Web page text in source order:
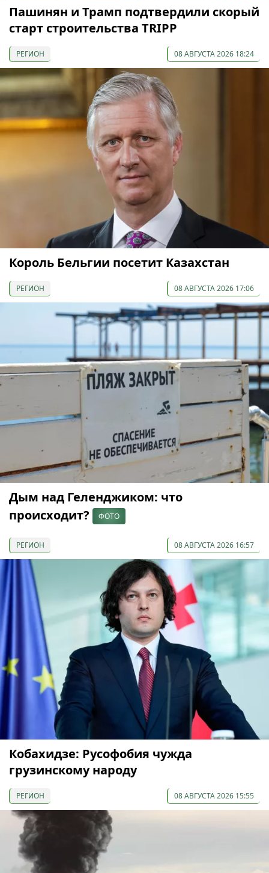
Пашинян и Трамп подтвердили скорый
старт строительства TRIPP
РЕГИОН 08 АВГУСТА 2026 18:24
Король Бельгии посетит Казахстан
РЕГИОН 08 АВГУСТА 2026 17:06
Дым над Геленджиком: что
происходит?
ФОТО
РЕГИОН 08 АВГУСТА 2026 16:57
Кобахидзе: Русофобия чужда
грузинскому народу
РЕГИОН 08 АВГУСТА 2026 15:55